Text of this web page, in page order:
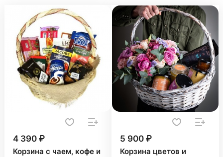
4 390 ₽
Корзина с чаем, кофе и
5 900 ₽
Корзина цветов и